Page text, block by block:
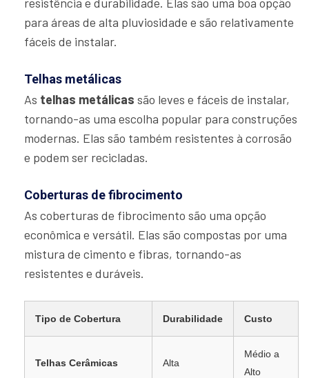
para áreas de alta pluviosidade e são relativamente
fáceis de instalar.
Telhas metálicas
As telhas metálicas são leves e fáceis de instalar,
tornando-as uma escolha popular para construções
modernas. Elas são também resistentes à corrosão
e podem ser recicladas.
Coberturas de fibrocimento
As coberturas de fibrocimento são uma opção
econômica e versátil. Elas são compostas por uma
mistura de cimento e fibras, tornando-as
resistentes e duráveis.
Tipo de Cobertura Durabilidade Custo
Telhas Cerâmicas Alta
Médio a
Alto